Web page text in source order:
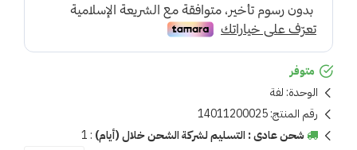
متوفر
الوحدة: لفة
رقم المنتج:14011200025
شحن عادى : التسليم لشركة الشحن خلال (أيام) :
1